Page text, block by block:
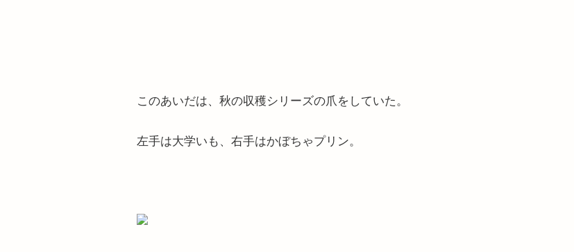
このあいだは、秋の収穫シリーズの爪をしていた。
左手は大学いも、右手はかぼちゃプリン。